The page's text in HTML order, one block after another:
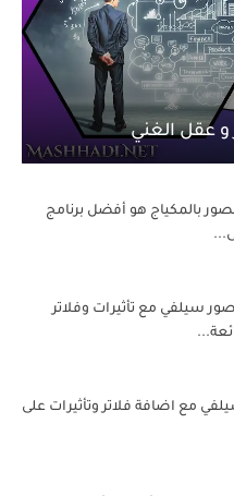
و عقل الغني
بالمكياج هو أفضل برنامج
سيلفي مع تأثيرات وفلاتر
مع اضافة فلاتر وتأثيرات على